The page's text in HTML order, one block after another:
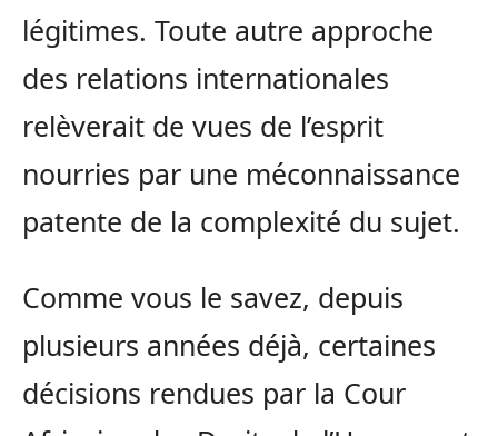
légitimes. Toute autre approche
des relations internationales
relèverait de vues de l’esprit
nourries par une méconnaissance
patente de la complexité du sujet.
Comme vous le savez, depuis
plusieurs années déjà, certaines
décisions rendues par la Cour